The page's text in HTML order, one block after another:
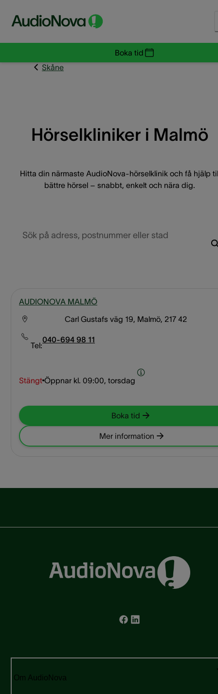
Boka tid
Skåne
Hörselkliniker i Malmö
Hitta din närmaste AudioNova-hörselklinik och få hjälp
bättre hörsel – snabbt, enkelt och nära dig.
Sök på adress, postnummer eller stad
AUDIONOVA MALMÖ
Carl Gustafs väg 19, Malmö, 217 42
Tel:
040-694 98 11
Stängt Öppnar kl. 09:00, torsdag
Boka tid
Mer information
Om AudioNova